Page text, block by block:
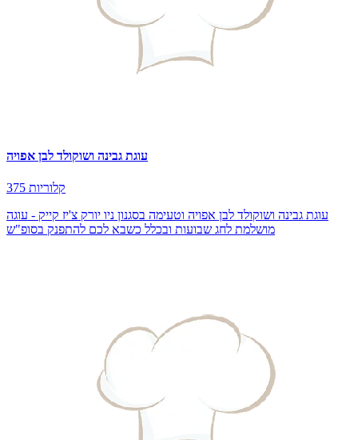
עוגת גבינה ושוקולד לבן אפויה
375 קלוריות
עוגת גבינה ושוקולד לבן אפויה וטעימה בסגנון ניו יורק צ'יז קייק - עוגה
מושלמת לחג שבועות ובכלל כשבא לכם להתפנק בסופ"ש